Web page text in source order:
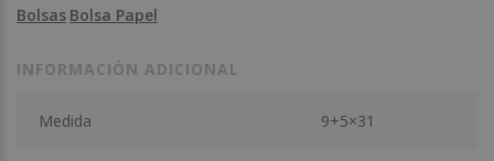
Bolsas Bolsa Papel
INFORMACIÓN ADICIONAL
Medida 9+5×31